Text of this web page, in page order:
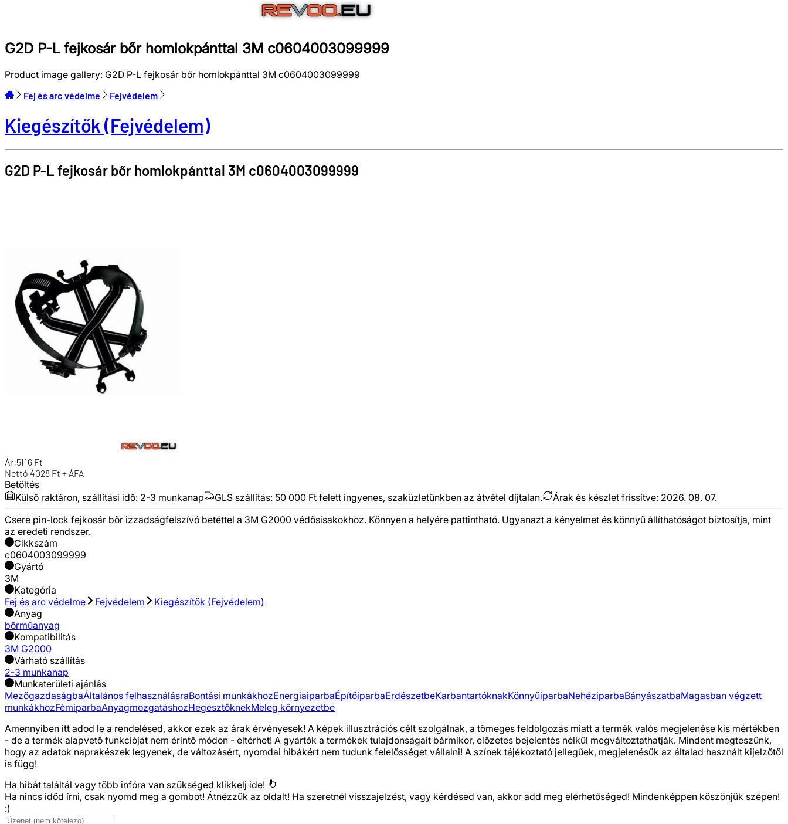
G2D P-L fejkosár bőr homlokpánttal 3M c0604003099999
Product image gallery: G2D P-L fejkosár bőr homlokpánttal 3M c0604003099999
Fej és arc védelme Fejvédelem
Kiegészítők (Fejvédelem)
G2D P-L fejkosár bőr homlokpánttal 3M c0604003099999
Ár:5116 Ft
Nettó 4028 Ft + ÁFA
Betöltés
Külső raktáron, szállítási idő: 2-3 munkanap GLS szállítás: 50 000 Ft felett ingyenes, szaküzletünkben az átvétel díjtalan. Árak és készlet frissítve: 2026. 08. 07.
Csere pin-lock fejkosár bőr izzadságfelszívó betéttel a 3M G2000 védősisakokhoz. Könnyen a helyére pattintható. Ugyanazt a kényelmet és könnyű állíthatóságot biztosítja, mint
az eredeti rendszer.
Cikkszám
c0604003099999
Gyártó
3M
Kategória
Fej és arc védelme
Fejvédelem
Kiegészítők (Fejvédelem)
Anyag
bőrműanyag
Kompatibilitás
3M G2000
Várható szállítás
2-3 munkanap
Munkaterületi ajánlás
MezőgazdaságbaÁltalános felhasználásraBontási munkákhozEnergiaiparbaÉpítőiparbaErdészetbeKarbantartóknakKönnyűiparbaNehéziparbaBányászatbaMagasban végzett
munkákhozFémiparbaAnyagmozgatáshozHegesztőknekMeleg környezetbe
Amennyiben itt adod le a rendelésed, akkor ezek az árak érvényesek! A képek illusztrációs célt szolgálnak, a tömeges feldolgozás miatt a termék valós megjelenése kis mértékben
- de a termék alapvető funkcióját nem érintő módon - eltérhet! A gyártók a termékek tulajdonságait bármikor, előzetes bejelentés nélkül megváltoztathatják. Mindent megteszünk,
hogy az adatok naprakészek legyenek, de változásért, nyomdai hibákért nem tudunk felelősséget vállalni! A színek tájékoztató jellegűek, megjelenésük az általad használt kijelzőtől
is függ!
Ha hibát találtál vagy több infóra van szükséged klikkelj ide!
Ha nincs időd írni, csak nyomd meg a gombot! Átnézzük az oldalt! Ha szeretnél visszajelzést, vagy kérdésed van, akkor add meg elérhetőséged! Mindenképpen köszönjük szépen!
:)